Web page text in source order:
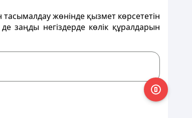
жөнiнде қызмет көрсететiн
заңды негiздерде көлiк құралдарын